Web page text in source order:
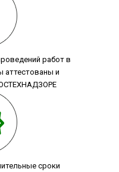
работ в
и
сроки